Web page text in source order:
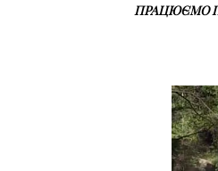
ПРАЦЮЄМО